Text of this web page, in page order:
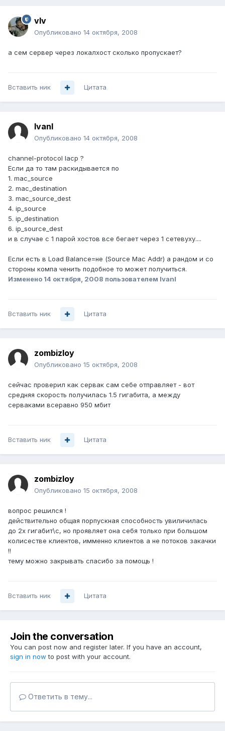
vIv
Опубликовано 14 октября, 2008
а сем сервер через локалхост сколько пропускает?
Вставить ник Цитата
IvanI
Опубликовано 14 октября, 2008
channel-protocol lacp ?
Если да то там раскидывается по
1. mac_source
2. mac_destination
3. mac_source_dest
4. ip_source
5. ip_destination
6. ip_source_dest
и в случае с 1 парой хостов все бегает через 1 сетевуху....
Если есть в Load Balance=не (Source Mac Addr) а рандом и со
стороны компа ченить подобное то может получиться.
Изменено 14 октября, 2008 пользователем IvanI
Вставить ник Цитата
zombizloy
Опубликовано 15 октября, 2008
сейчас проверил как сервак сам себе отправляет - вот
средняя скорость получилась 1.5 гигабита, а между
серваками всеравно 950 мбит
Вставить ник Цитата
zombizloy
Опубликовано 15 октября, 2008
вопрос решился !
действительно общая порпускная способность увиличилась
до 2х гигабит\с, но проявляет она себя только при большом
колисестве клиентов, имменно клиентов а не потоков закачки
!!
тему можно закрывать спасибо за помощь !
Вставить ник Цитата
Join the conversation
You can post now and register later. If you have an account,
sign in now to post with your account.
Ответить в тему...